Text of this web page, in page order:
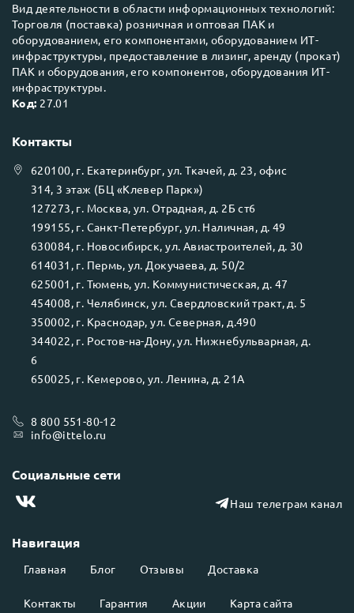
Вид деятельности в области информационных технологий:
Торговля (поставка) розничная и оптовая ПАК и
оборудованием, его компонентами, оборудованием ИТ-
инфраструктуры, предоставление в лизинг, аренду (прокат)
ПАК и оборудования, его компонентов, оборудования ИТ-
инфраструктуры.
Код: 27.01
Навигация
Главная Блог Отзывы Доставка
Контакты Гарантия Акции Карта сайта
Контакты
620100, г. Екатеринбург, ул.Ткачей, д. 23, офис
314, 3 этаж (БЦ «Клевер Парк»)
127273, г. Москва, ул. Отрадная, д. 2Б ст6
199155, г. Санкт-Петербург, ул. Наличная, д. 49
630084, г. Новосибирск, ул. Авиастроителей, д. 30
614031 , г. Пермь, ул. Докучаева, д. 50/2
625001 , г. Тюмень, ул. Коммунистическая, д. 47
454008, г. Челябинск, ул. Свердловский тракт, д. 5
350002, г. Краснодар, ул. Северная, д.490
344022, г. Ростов-на-Дону, ул. Нижнебульварная, д.
6
650025, г. Кемерово, ул. Ленина, д. 21А
8 800 551-80-12
info@ittelo.ru
Социальные сети
Наш телеграм канал